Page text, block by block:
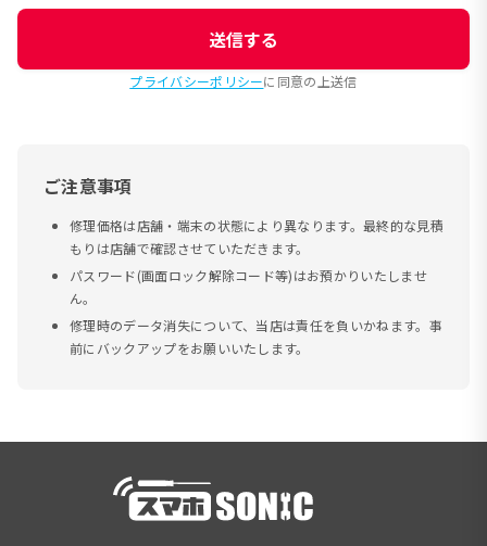
送信する
プライバシーポリシーに同意の上送信
ご注意事項
修理価格は店舗・端末の状態により異なります。最終的な見積
もりは店舗で確認させていただきます。
パスワード(画面ロック解除コード等)はお預かりいたしませ
ん。
修理時のデータ消失について、当店は責任を負いかねます。事
前にバックアップをお願いいたします。